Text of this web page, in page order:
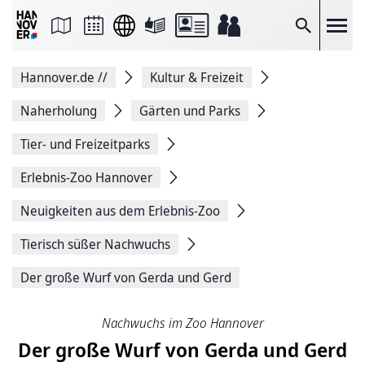
Suche
Seite
Facebook
teilen
Seitenlink
Seite
Hannover.de //
Kultur & Freizeit
Naherholung
Gärten und Parks
Tier- und Freizeitparks
Erlebnis-Zoo Hannover
Neuigkeiten aus dem Erlebnis-Zoo
Tierisch süßer Nachwuchs
Der große Wurf von Gerda und Gerd
Nachwuchs im Zoo Hannover
Der große Wurf von Gerda und Gerd